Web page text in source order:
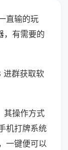
直输的玩
，有需要的
群获取软
其操作方式
机打牌系统
一键便可以